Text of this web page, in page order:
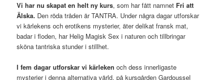
Vi har nu skapat en helt ny kurs, som har fått namnet Fri att
Älska. Den röda tråden är TANTRA. Under några dagar utforskar
vi kärlekens och erotikens mysterier, äter delikat fransk mat,
badar i floden, har Helig Magisk Sex i naturen och tillbringar
sköna tantriska stunder i stillhet.
I fem dagar utforskar vi kärleken och dess innerligaste
mysterier i denna alternativa värld, på kursgården Gardoussel